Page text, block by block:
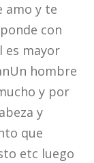
amo y te
con
es mayor
hombre
y por
y
que
etc luego